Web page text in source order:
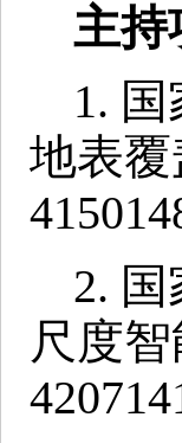
主持
1.
地表
2.
尺度